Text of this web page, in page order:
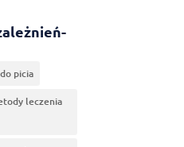
picia
leczenia